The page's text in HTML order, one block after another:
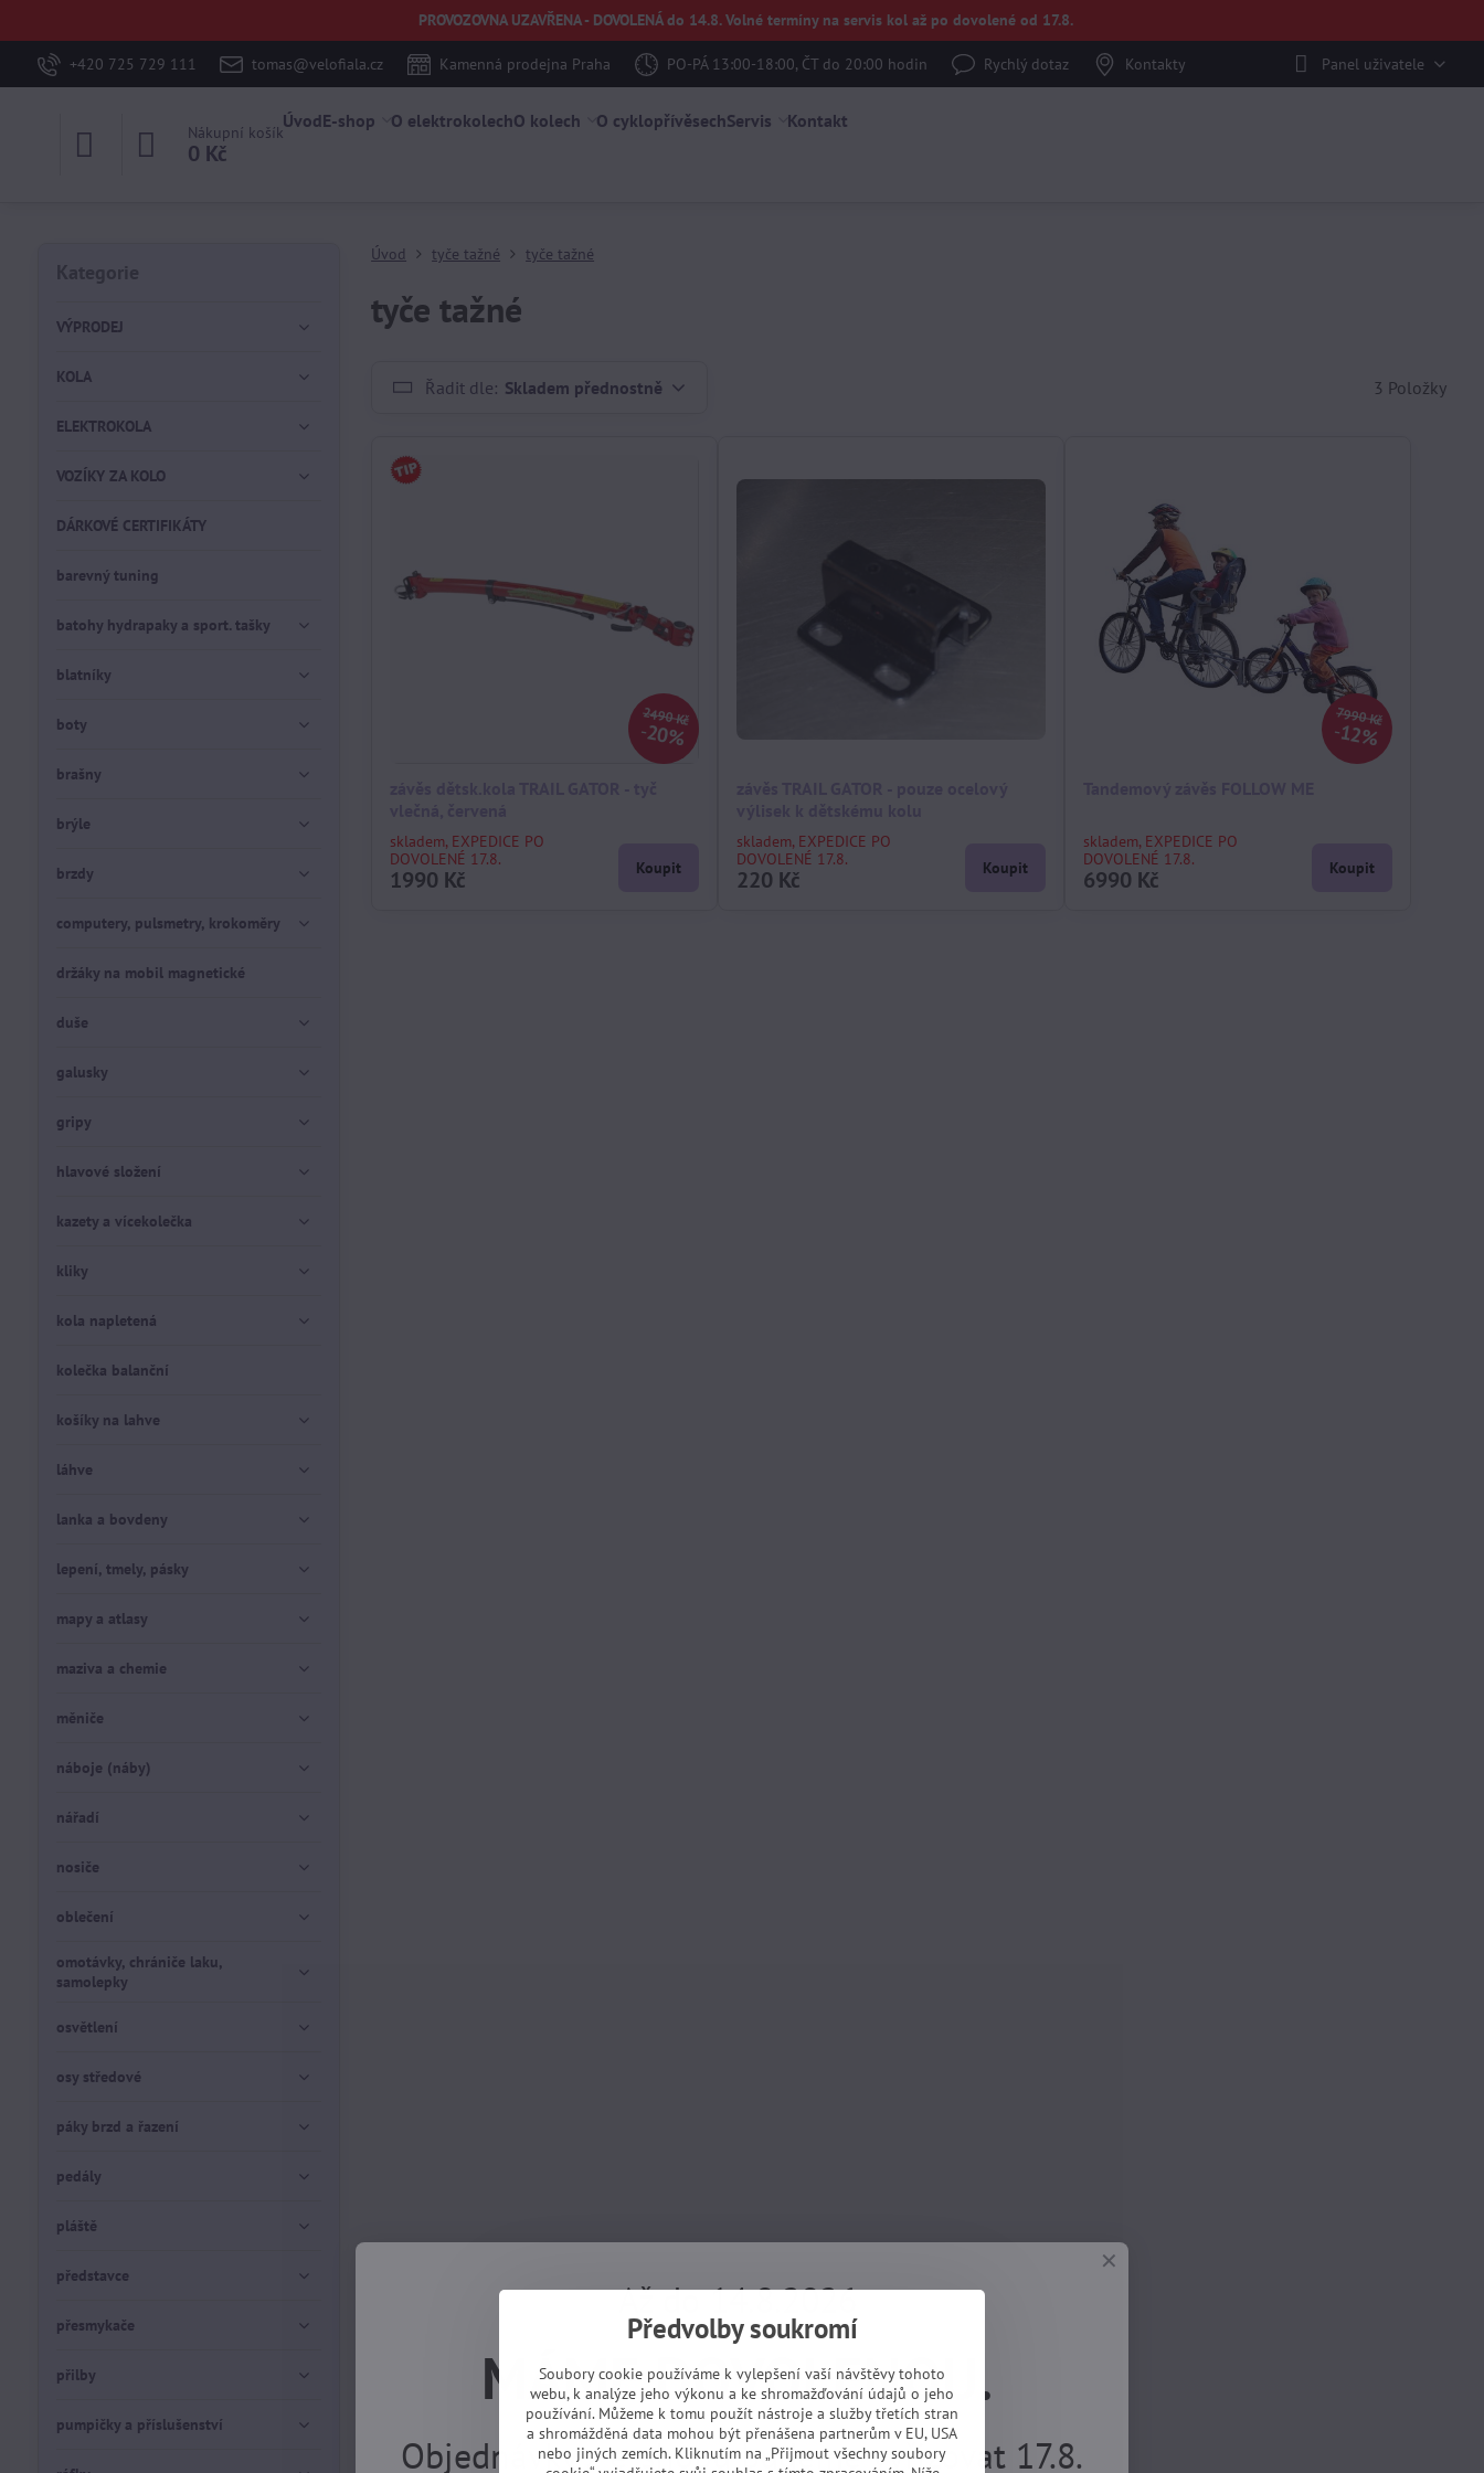
PROVOZOVNA UZAVŘENA - DOVOLENÁ do 14.8. Volné termíny na servis kol až po dovolené od 17.8.
+420 725 729 111 tomas@velofiala.cz Kamenná prodejna Praha PO-PÁ 13:00-18:00, ČT do 20:00 hodin Rychlý dotaz Kontakty Panel uživatele
Nákupní košík
0 Kč
ÚvodE-shop O elektrokolechO kolech O cyklopřívěsechServis Kontakt
Úvod tyče tažné tyče tažné
tyče tažné
Řadit dle: Skladem přednostně 3 Položky
2490 Kč
20%
skladem, EXPEDICE PO
DOVOLENÉ 17.8.
1990 Kč Koupit
skladem, EXPEDICE PO
DOVOLENÉ 17.8.
220 Kč Koupit
7990 Kč
12%
skladem, EXPEDICE PO
DOVOLENÉ 17.8.
6990 Kč Koupit
Kategorie
VÝPRODEJ
KOLA
ELEKTROKOLA
VOZÍKY ZA KOLO
DÁRKOVÉ CERTIFIKÁTY
barevný tuning
batohy hydrapaky a sport. tašky
blatníky
boty
brašny
brýle
brzdy
computery, pulsmetry, krokoměry
držáky na mobil magnetické
duše
galusky
gripy
hlavové složení
kazety a vícekolečka
kliky
kola napletená
kolečka balanční
košíky na lahve
láhve
lanka a bovdeny
lepení, tmely, pásky
mapy a atlasy
maziva a chemie
měniče
náboje (náby)
nářadí
nosiče
oblečení
omotávky, chrániče laku,
samolepky
osvětlení
osy středové
páky brzd a řazení
pedály
pláště
představce
přesmykače
přilby
pumpičky a příslušenství
Předvolby soukromí
Soubory cookie používáme k vylepšení vaší návštěvy tohoto
webu, k analýze jeho výkonu a ke shromažďování údajů o jeho
používání. Můžeme k tomu použít nástroje a služby třetích stran
a shromážděná data mohou být přenášena partnerům v EU, USA
nebo jiných zemích. Kliknutím na „Přijmout všechny soubory
Až do 14.8.2026
MÁME DOVOLENOU.
Objednávky z e-shopu budeme vyřizovat 17.8.